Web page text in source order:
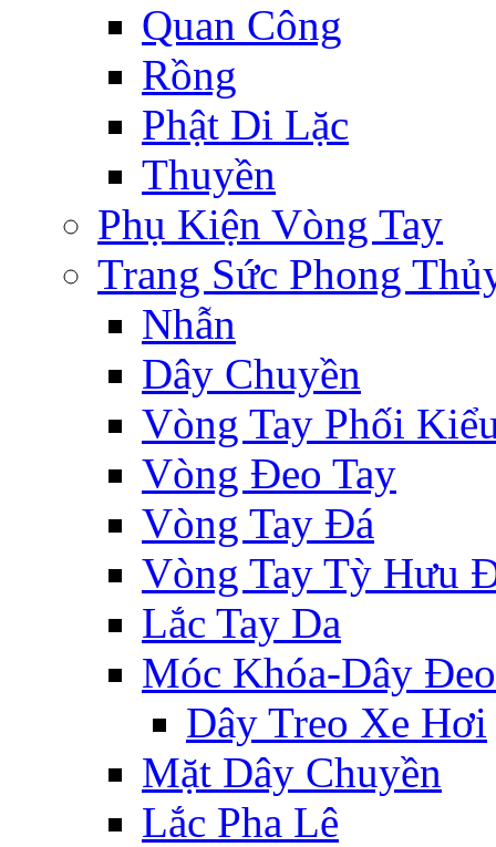
Quan Công
Rồng
Phật Di Lặc
Thuyền
Phụ Kiện Vòng Tay
Trang Sức Phong
Nhẫn
Dây Chuyền
Vòng Tay Phối
Vòng Đeo Tay
Vòng Tay Đá
Vòng Tay Tỳ Hưu
Lắc Tay Da
Móc Khóa-Dây Đeo
Dây Treo Xe Hơi
Mặt Dây Chuyền
Lắc Pha Lê